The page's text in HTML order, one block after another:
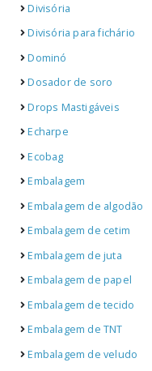
Divisória
Divisória para fichário
Dominó
Dosador de soro
Drops Mastigáveis
Echarpe
Ecobag
Embalagem
Embalagem de algodão
Embalagem de cetim
Embalagem de juta
Embalagem de papel
Embalagem de tecido
Embalagem de TNT
Embalagem de veludo